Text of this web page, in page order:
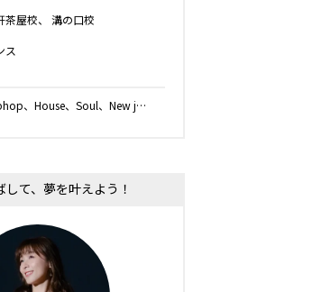
茶屋校
溝の口校
ス
、House、Soul、New j…
して、夢を叶えよう！